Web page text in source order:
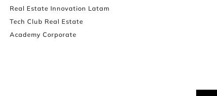
Real Estate Innovation Latam
Tech Club Real Estate
Academy Corporate